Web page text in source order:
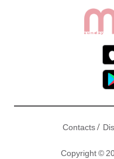
Contacts/
Copyright ©